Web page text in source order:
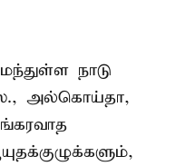
நாடு
அல்கொய்தா,